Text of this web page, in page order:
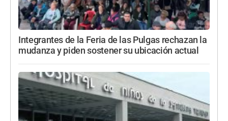
Integrantes de la Feria de las Pulgas rechazan la
mudanza y piden sostener su ubicación actual